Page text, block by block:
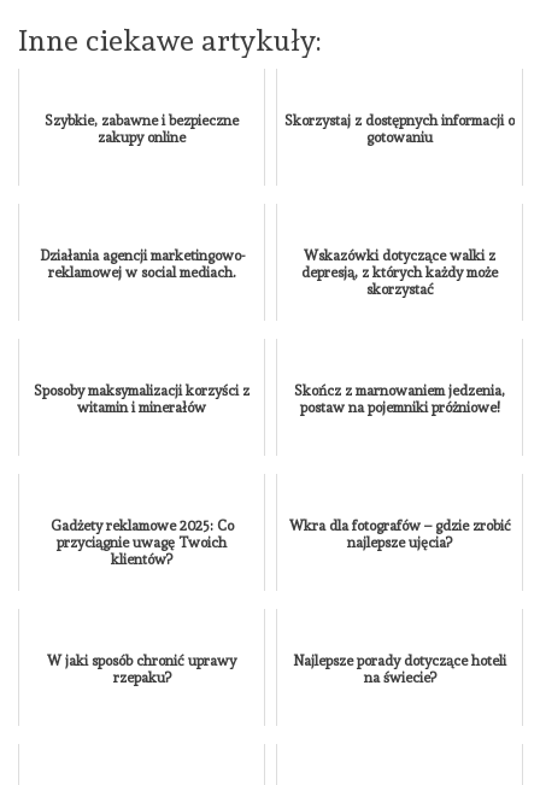
Inne ciekawe artykuły:
Szybkie, zabawne i bezpieczne
zakupy online
Skorzystaj z dostępnych informacji o
gotowaniu
Działania agencji marketingowo-
reklamowej w social mediach.
Wskazówki dotyczące walki z
depresją, z których każdy może
skorzystać
Sposoby maksymalizacji korzyści z
witamin i minerałów
Skończ z marnowaniem jedzenia,
postaw na pojemniki próżniowe!
Gadżety reklamowe 2025: Co
przyciągnie uwagę Twoich
klientów?
Wkra dla fotografów – gdzie zrobić
najlepsze ujęcia?
W jaki sposób chronić uprawy
rzepaku?
Najlepsze porady dotyczące hoteli
na świecie?